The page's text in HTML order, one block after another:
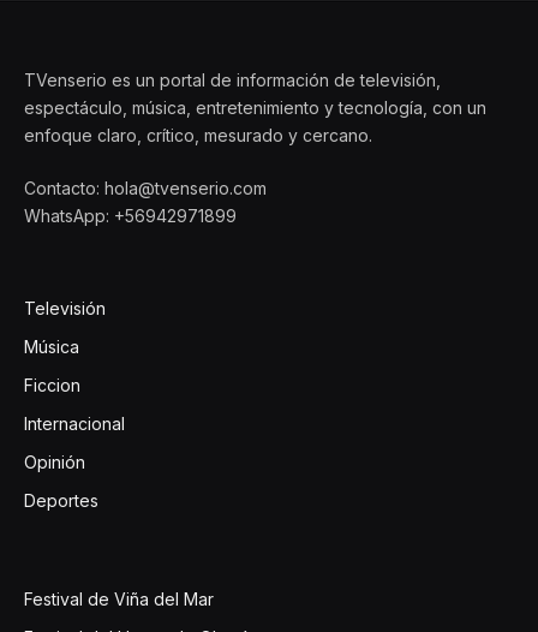
TVenserio es un portal de información de televisión,
espectáculo, música, entretenimiento y tecnología, con un
enfoque claro, crítico, mesurado y cercano.
Contacto: hola@tvenserio.com
WhatsApp: +56942971899
Televisión
Música
Ficcion
Internacional
Opinión
Deportes
Festival de Viña del Mar